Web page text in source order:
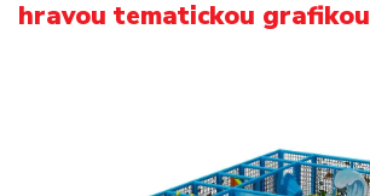
hravou tematickou grafikou